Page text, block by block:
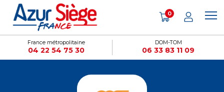
France métropolitaine
04 22 54 75 30
DOM-TOM
06 33 83 11 09
0
Panneau de gestion des cookies